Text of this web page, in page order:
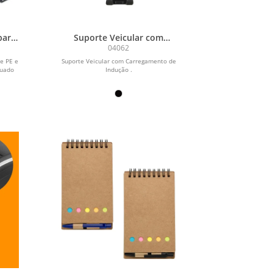
PE e
Suporte Veicular com
Carregamento de Indução
04062
Suporte Veicular com Carregamento de
Indução .